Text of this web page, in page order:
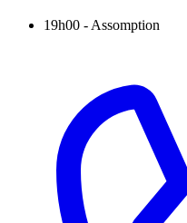
19h00 - Assomption